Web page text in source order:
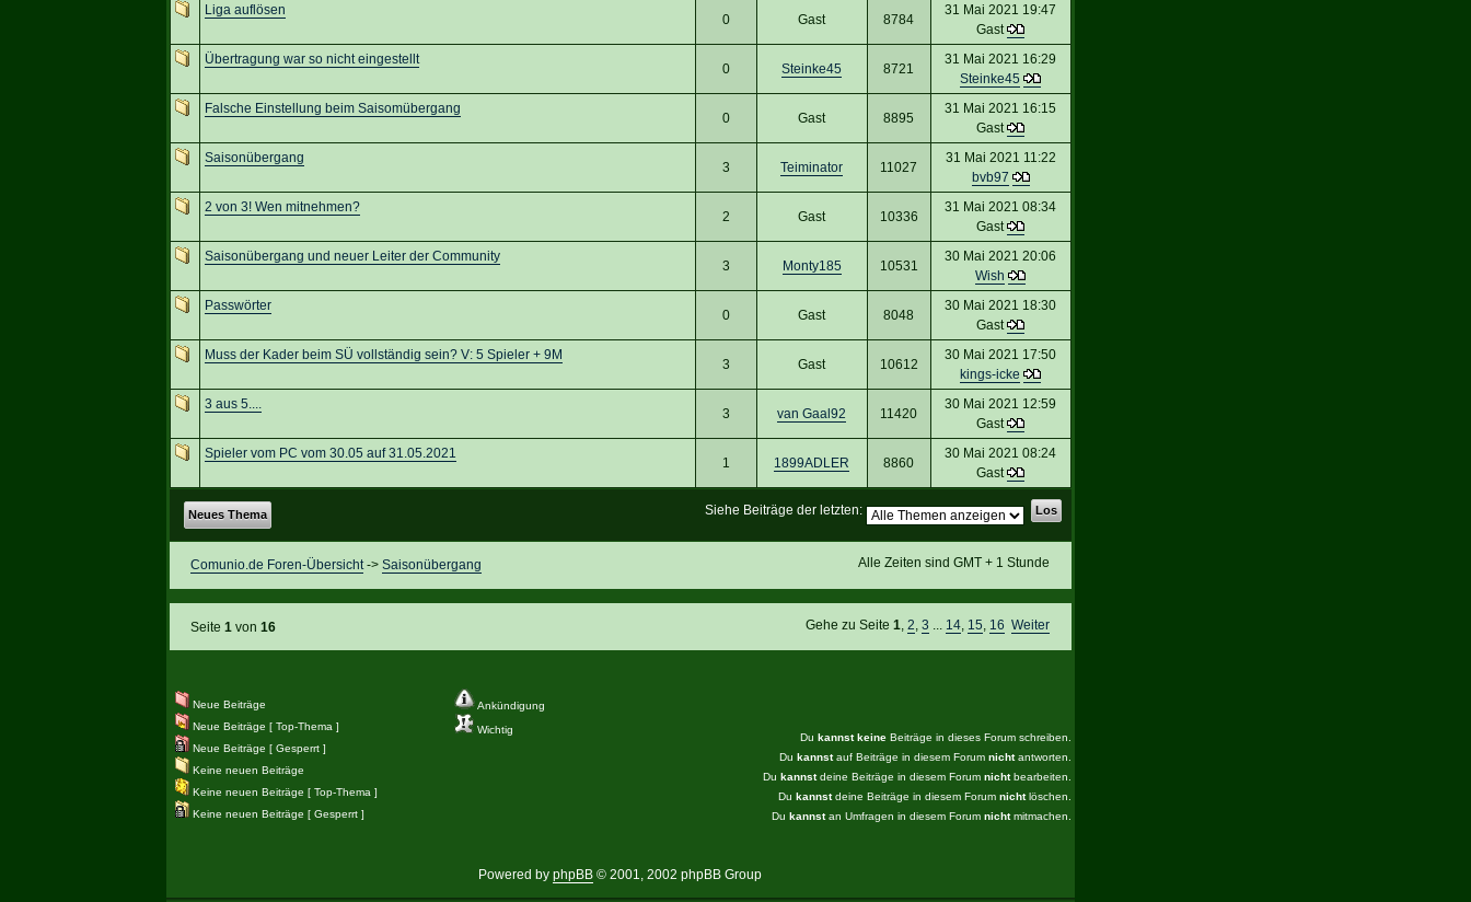
Liga auflösen
0 Gast 8784
31 Mai 2021 19:47
Gast
Übertragung war so nicht eingestellt
0 Steinke45 8721
31 Mai 2021 16:29
Steinke45
Falsche Einstellung beim Saisomübergang
0 Gast 8895
31 Mai 2021 16:15
Gast
Saisonübergang
3 Teiminator 11027
31 Mai 2021 11:22
bvb97
2 von 3! Wen mitnehmen?
2 Gast 10336
31 Mai 2021 08:34
Gast
Saisonübergang und neuer Leiter der Community
3 Monty185 10531
30 Mai 2021 20:06
Wish
Passwörter
0 Gast 8048
30 Mai 2021 18:30
Gast
Muss der Kader beim SÜ vollständig sein? V: 5 Spieler + 9M
3 Gast 10612
30 Mai 2021 17:50
kings-icke
3 aus 5....
3 van Gaal92 11420
30 Mai 2021 12:59
Gast
Spieler vom PC vom 30.05 auf 31.05.2021
1 1899ADLER 8860
30 Mai 2021 08:24
Gast
Siehe Beiträge der letzten:
Neues Thema
Alle Zeiten sind GMT + 1 Stunde
Comunio.de Foren-Übersicht-> Saisonübergang
Gehe zu Seite1 ,2 ,3 14 15 16 Weiter
Seite 1 von 16
Ankündigung
Wichtig
Neue Beiträge
Neue Beiträge [ Top-Thema ]
Neue Beiträge [ Gesperrt ]
Keine neuen Beiträge
Keine neuen Beiträge [ Top-Thema ]
Keine neuen Beiträge [ Gesperrt ]
Du kannst keineBeiträge in dieses Forum schreiben.
Du kannstauf Beiträge in diesem Forum nichtantworten.
Du kannstdeine Beiträge in diesem Forum nichtbearbeiten.
Du kannstdeine Beiträge in diesem Forum nichtlöschen.
Du kannstan Umfragen in diesem Forum nichtmitmachen.
Powered by phpBB © 2001, 2002 phpBB Group